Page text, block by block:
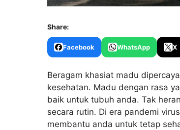
Share:
Facebook WhatsApp X
Beragam khasiat madu
kesehatan. Madu dengan rasa
baik untuk tubuh anda. Tak
secara rutin. Di era pandemi
membantu anda untuk tetap